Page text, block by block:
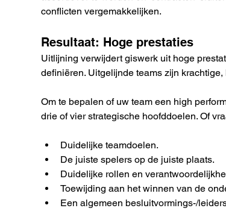
conflicten vergemakkelijken.
Resultaat: Hoge prestaties
Uitlijning verwijdert giswerk uit hoge
definiëren. Uitgelijnde teams zijn
Om te bepalen of uw team een high
drie of vier strategische hoofddoelen. Of
Duidelijke teamdoelen.
De juiste spelers op de juiste plaats.
Duidelijke rollen en
Toewijding aan het winnen van de
Een algemeen besluitvormings-/